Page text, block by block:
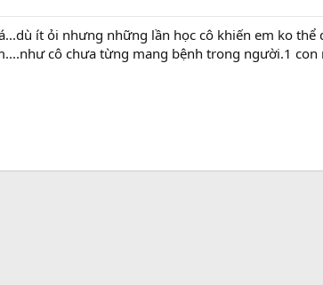
ít ỏi nhưng những lần học cô khiến em ko
cô chưa từng mang bệnh trong người.1